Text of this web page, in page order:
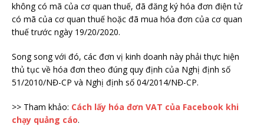
không có mã của cơ quan thuế, đã đăng ký hóa đơn điện tử
có mã của cơ quan thuế hoặc đã mua hóa đơn của cơ quan
thuế trước ngày 19/20/2020.
Song song với đó, các đơn vị kinh doanh này phải thực hiện
thủ tục về hóa đơn theo đúng quy định của Nghị định số
51/2010/NĐ-CP và Nghị định số 04/2014/NĐ-CP.
>> Tham khảo: Cách lấy hóa đơn VAT của Facebook khi
chạy quảng cáo.